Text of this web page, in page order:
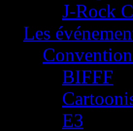
J-Rock
Les
BIFFF
E3